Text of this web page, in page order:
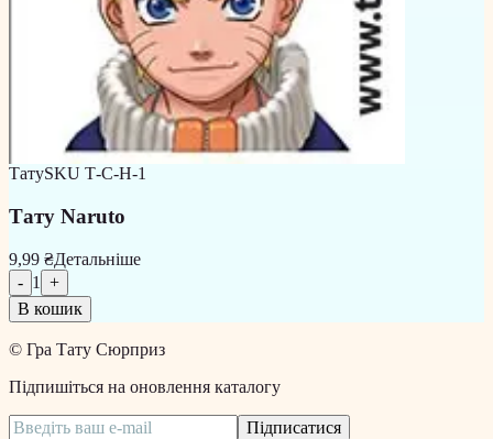
ТатуSKU Т-С-Н-1
Тату Naruto
9,99 ₴Детальніше
- 1
+
В кошик
© Гра Тату Сюрприз
Підпишіться на оновлення каталогу
Підписатися